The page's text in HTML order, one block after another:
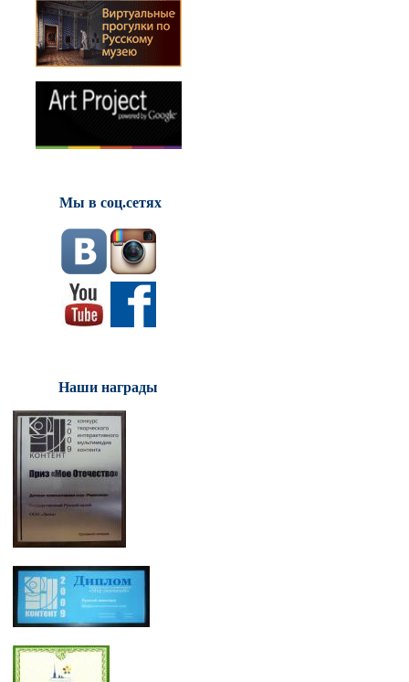
Мы в соц.сетях
Наши награды